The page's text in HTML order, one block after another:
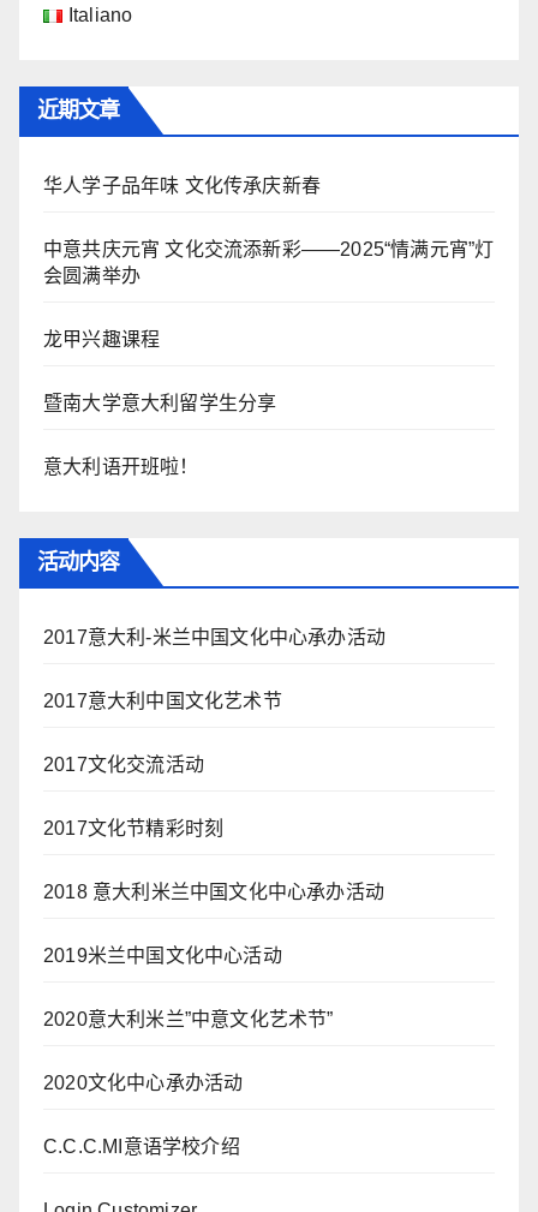
Italiano
近期文章
华人学子品年味 文化传承庆新春
中意共庆元宵 文化交流添新彩——2025“情满元宵”灯
会圆满举办
龙甲兴趣课程
暨南大学意大利留学生分享
意大利语开班啦！
活动内容
2017意大利-米兰中国文化中心承办活动
2017意大利中国文化艺术节
2017文化交流活动
2017文化节精彩时刻
2018 意大利米兰中国文化中心承办活动
2019米兰中国文化中心活动
2020意大利米兰”中意文化艺术节”
2020文化中心承办活动
C.C.C.MI意语学校介绍